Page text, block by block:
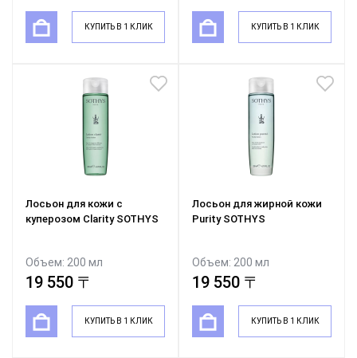
КУПИТЬ В 1 КЛИК КУПИТЬ В 1 КЛИК
Лосьон для кожи с
куперозом Clarity SOTHYS
Объем: 200 мл
19 550 〒
КУПИТЬ В 1 КЛИК
Лосьон для жирной кожи
Purity SOTHYS
Объем: 200 мл
19 550 〒
КУПИТЬ В 1 КЛИК